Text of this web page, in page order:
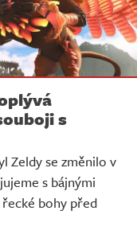
s
Zeldy se změnilo v
s bájnými
bohy před